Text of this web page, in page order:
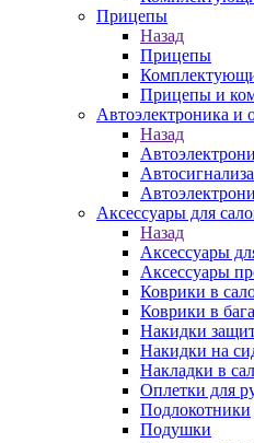
Прицепы
Назад
Прицепы
Прицепы и
Автоэлектроника и
Назад
Аксессуары для
Назад
Аксессуары
Аксессуары
Коврики в
Коврики в
Накидки
Накидки на
Накладки в
Оплетки для
Подлокотники
Подушки